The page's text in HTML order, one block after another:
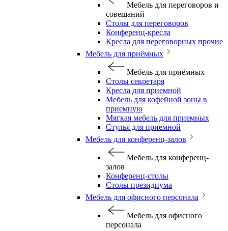
Мебель для переговоров и
совещаний
Столы для переговоров
Конференц-кресла
Кресла для переговорных прочие
Мебель для приёмных
Мебель для приёмных
Столы секретаря
Кресла для приемной
Мебель для кофейной зоны в
приемную
Мягкая мебель для приемных
Стулья для приемной
Мебель для конференц-залов
Мебель для конференц-
залов
Конференц-столы
Столы президиума
Мебель для офисного персонала
Мебель для офисного
персонала